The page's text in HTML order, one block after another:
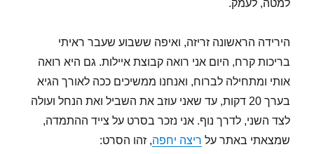
למטה, לעמק.
הירידה הראשונה זריזה, ואיפה ששבוע שעבר ראיתי
בריכות קרח, היום אני רואה קבוצת איילות. גם היא רואה
אותי ומתחילה לברוח, ואנחנו ממשיכים ככה לאורך הגיא
בערך 20 דקות, עד שאני עוזב את השביל ואת הנחל ועולה
לצד השני, לדרך נוף. אני נזכר בסרט על צייד ההתמדה,
שמצאתי באתר על ריצה יחפה, זהו הסרט: